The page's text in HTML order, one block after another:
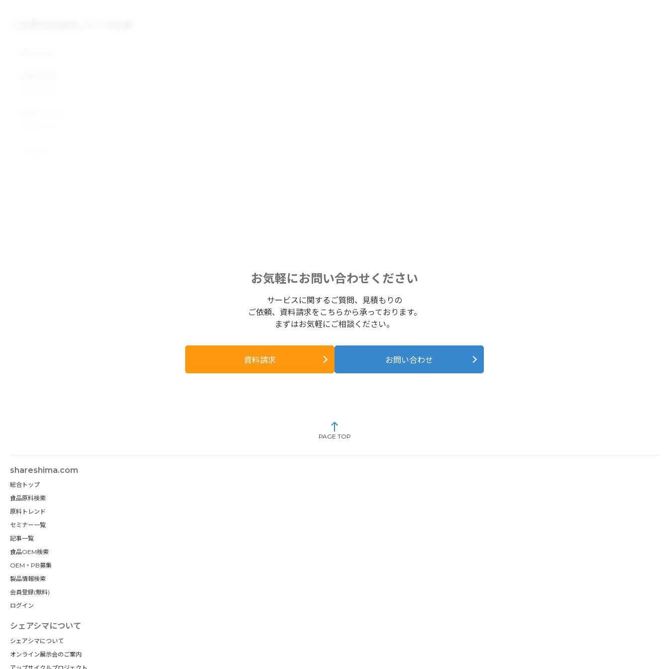
お気軽にお問い合わせください
サービスに関するご質問、見積もりの
ご依頼、資料請求をこちらから承っております。
まずはお気軽にご相談ください。
資料請求 お問い合わせ
PAGE TOP
shareshima.com
総合トップ
食品原料検索
原料トレンド
セミナー一覧
記事一覧
食品OEM検索
OEM・PB募集
製品情報検索
会員登録(無料)
ログイン
シェアシマについて
シェアシマについて
オンライン展示会のご案内